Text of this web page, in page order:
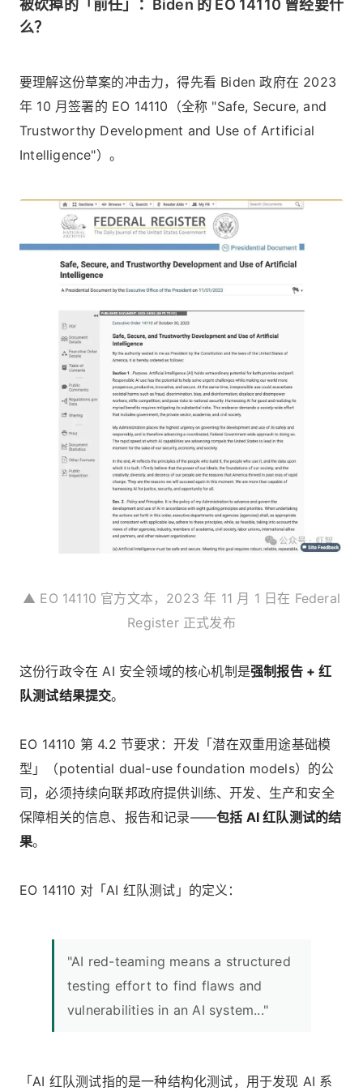
被砍掉的「前任」：Biden 的 EO 14110 曾经要什
么？
要理解这份草案的冲击力，得先看 Biden 政府在 2023
年 10 月签署的 EO 14110（全称 "Safe, Secure, and
Trustworthy Development and Use of Artificial
Intelligence"）。
▲ EO 14110 官方文本，2023 年 11 月 1 日在 Federal
Register 正式发布
这份行政令在 AI 安全领域的核心机制是强制报告 + 红
队测试结果提交。
EO 14110 第 4.2 节要求：开发「潜在双重用途基础模
型」（potential dual-use foundation models）的公
司，必须持续向联邦政府提供训练、开发、生产和安全
保障相关的信息、报告和记录——包括 AI 红队测试的结
果。
EO 14110 对「AI 红队测试」的定义：
"AI red-teaming means a structured
testing effort to find flaws and
vulnerabilities in an AI system..."
「AI 红队测试指的是一种结构化测试，用于发现 AI 系